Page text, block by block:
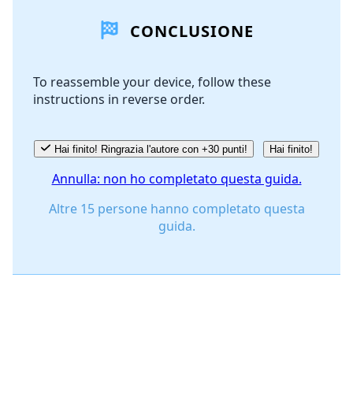
Aggiungi Commento
Annulla
CONCLUSIONE
To reassemble your device, follow these
instructions in reverse order.
Hai finito! Ringrazia l'autore con +30 punti! Hai finito!
Annulla: non ho completato questa guida.
Altre 15 persone hanno completato questa
guida.